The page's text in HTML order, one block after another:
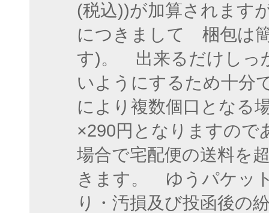
(税込))が加算されます
につきまして 梱包は
す)。 出来るだけしっ
いようにするため十分
により複数個口となる
×290円となりますの
場合で宅配便の送料を
きます。 ゆうパケッ
り・汚損及び投函後の